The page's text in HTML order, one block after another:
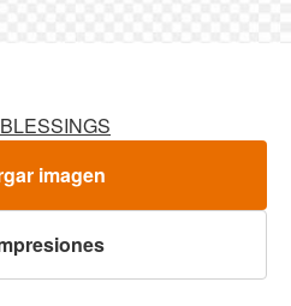
imagen